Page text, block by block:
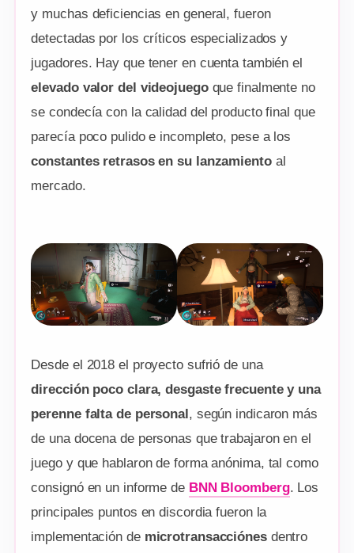
y muchas deficiencias en general, fueron
detectadas por los críticos especializados y
jugadores. Hay que tener en cuenta también el
elevado valor del videojuegoque finalmente no
se condecía con la calidad del producto final que
parecía poco pulido e incompleto, pese a los
constantes retrasos en su lanzamientoal
mercado.
Desde el 2018 el proyecto sufrió de una
dirección poco clara, desgaste frecuente y una
perenne falta de personal, según indicaron más
de una docena de personas que trabajaron en el
juego y que hablaron de forma anónima, tal como
consignó en un informe de BNN Bloomberg. Los
principales puntos en discordia fueron la
implementación de microtransacciónesdentro